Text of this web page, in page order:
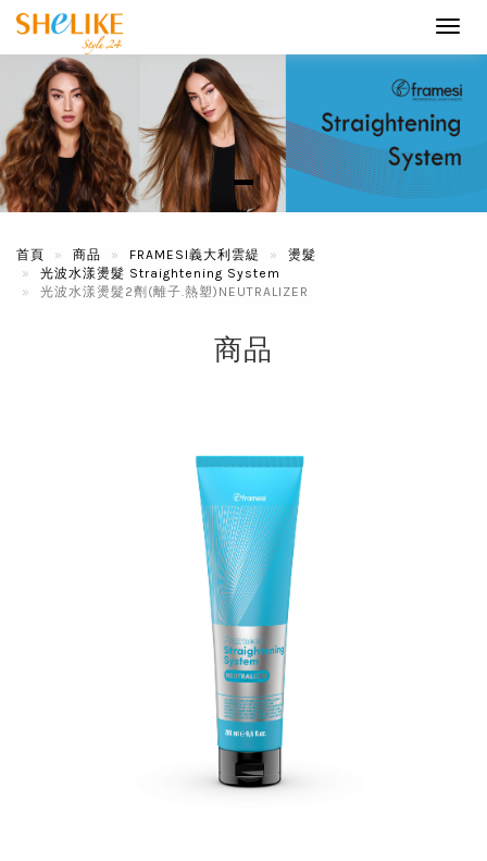
首頁 商品 FRAMESI義大利雲緹
燙髮
光波水漾燙髮 Straightening System
光波水漾燙髮2劑(離子.熱塑)NEUTRALIZER
商品